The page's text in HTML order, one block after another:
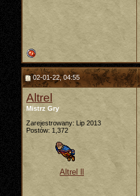
02-01-22, 04:55
Altrel
Mistrz Gry
Zarejestrowany: Lip 2013
Postów: 1,372
Altrel ll